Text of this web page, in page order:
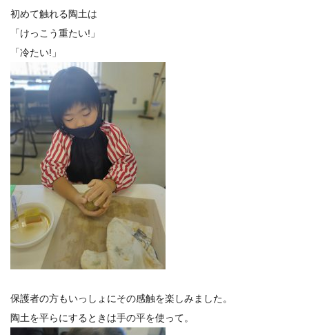
初めて触れる陶土は
「けっこう重たい!」
「冷たい!」
保護者の方もいっしょにその感触を楽しみました。
陶土を平らにするときは手の平を使って。